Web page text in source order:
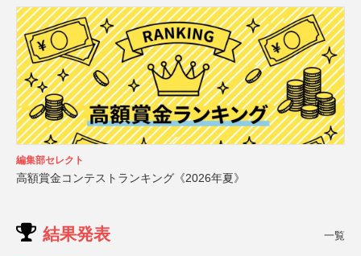
編集部セレクト
高額賞金コンテストランキング《2026年夏》
結果発表 一覧